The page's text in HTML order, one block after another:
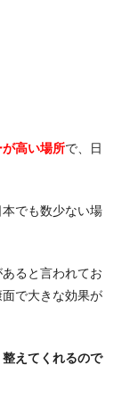
高い場所で、日
でも数少ない場
ると言われてお
で大きな効果が
えてくれるので